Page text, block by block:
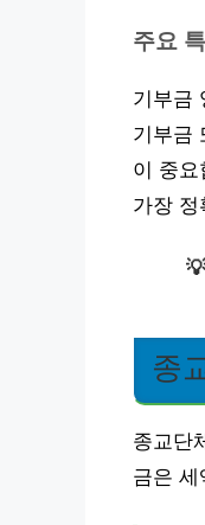
주요
기부금
기부금
이 중요
가장
종
종교단
금은